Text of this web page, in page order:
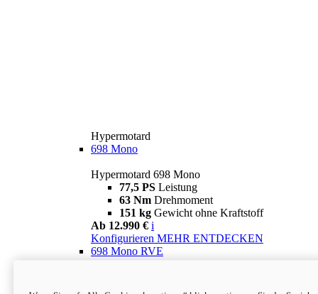
Hypermotard
698 Mono
Hypermotard 698 Mono
77,5 PS Leistung
63 Nm Drehmoment
151 kg Gewicht ohne Kraftstoff
Ab 12.990 € i
Konfigurieren MEHR ENTDECKEN
698 Mono RVE
77,5 PS
Leistung